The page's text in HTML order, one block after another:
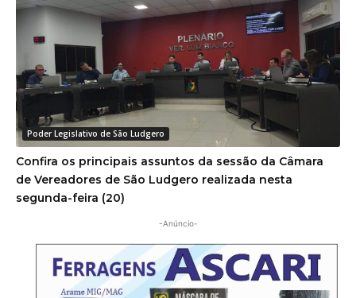
Poder Legislativo de São Ludgero
Confira os principais assuntos da sessão da Câmara
de Vereadores de São Ludgero realizada nesta
segunda-feira (20)
-Anúncio-